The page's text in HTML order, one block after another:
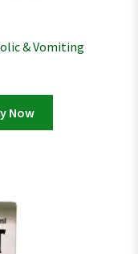
& Vomiting
Now